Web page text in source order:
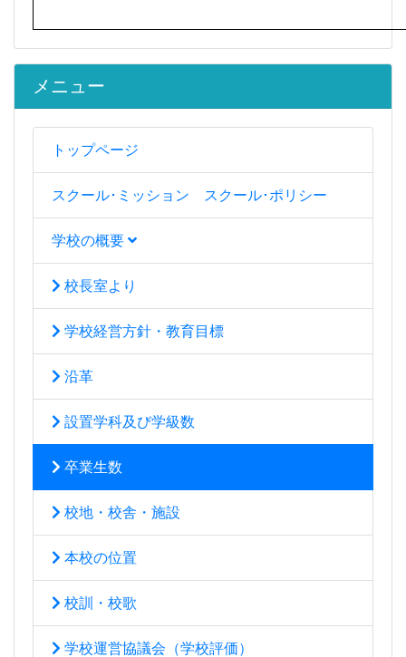
メニュー
トップページ
スクール･ミッション スクール･ポリシー
学校の概要
校長室より
学校経営方針・教育目標
沿革
設置学科及び学級数
卒業生数
校地・校舎・施設
本校の位置
校訓・校歌
学校運営協議会（学校評価）